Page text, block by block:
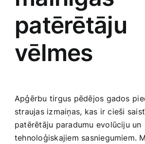
patērētāju
vēlmes
Apģērbu tirgus pēdējos gados⁤
straujas izmaiņas, ⁣kas ir cieši
patērētāju paradumu evolūciju un
tehnoloģiskajiem sasniegumiem.